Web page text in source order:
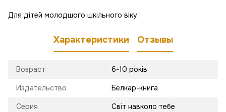
Для дітей молодшого шкільного віку.
Характеристики Отзывы
Возраст 6-10 років
Издательство Белкар-книга
Серия Світ навколо тебе